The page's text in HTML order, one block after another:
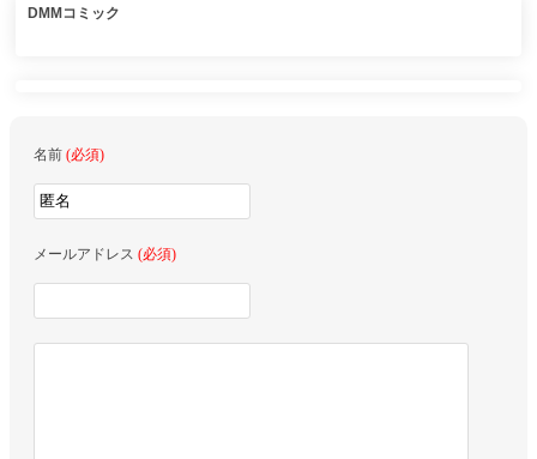
DMMコミック
名前 (必須)
メールアドレス (必須)